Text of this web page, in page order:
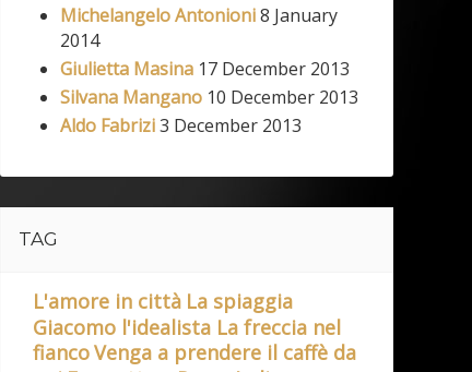
Michelangelo Antonioni8 January
2014
Giulietta Masina 17 December 2013
Silvana Mangano 10 December 2013
Aldo Fabrizi3 December 2013
TAG
L'amore in città La spiaggia
Giacomo l'idealista La freccia nel
fiancoVenga a prendere il caffè da